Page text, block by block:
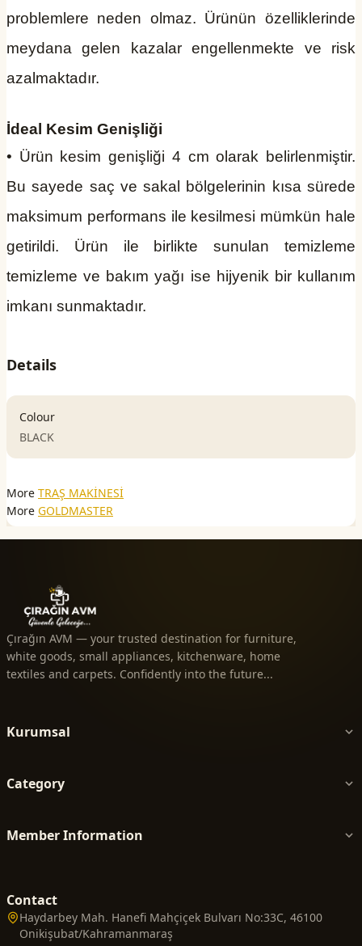
problemlere neden olmaz. Ürünün özelliklerinde
meydana gelen kazalar engellenmekte ve risk
azalmaktadır.
İdeal Kesim Genişliği
• Ürün kesim genişliği 4 cm olarak belirlenmiştir.
Bu sayede saç ve sakal bölgelerinin kısa sürede
maksimum performans ile kesilmesi mümkün hale
getirildi. Ürün ile birlikte sunulan temizleme
temizleme ve bakım yağı ise hijyenik bir kullanım
imkanı sunmaktadır.
Details
Colour
BLACK
More TRAŞ MAKİNESİ
More GOLDMASTER
Çırağın AVM — your trusted destination for furniture,
white goods, small appliances, kitchenware, home
textiles and carpets. Confidently into the future...
Kurumsal
Category
Member Information
Contact
Haydarbey Mah. Hanefi Mahçiçek Bulvarı No:33C, 46100
Onikişubat/Kahramanmaraş